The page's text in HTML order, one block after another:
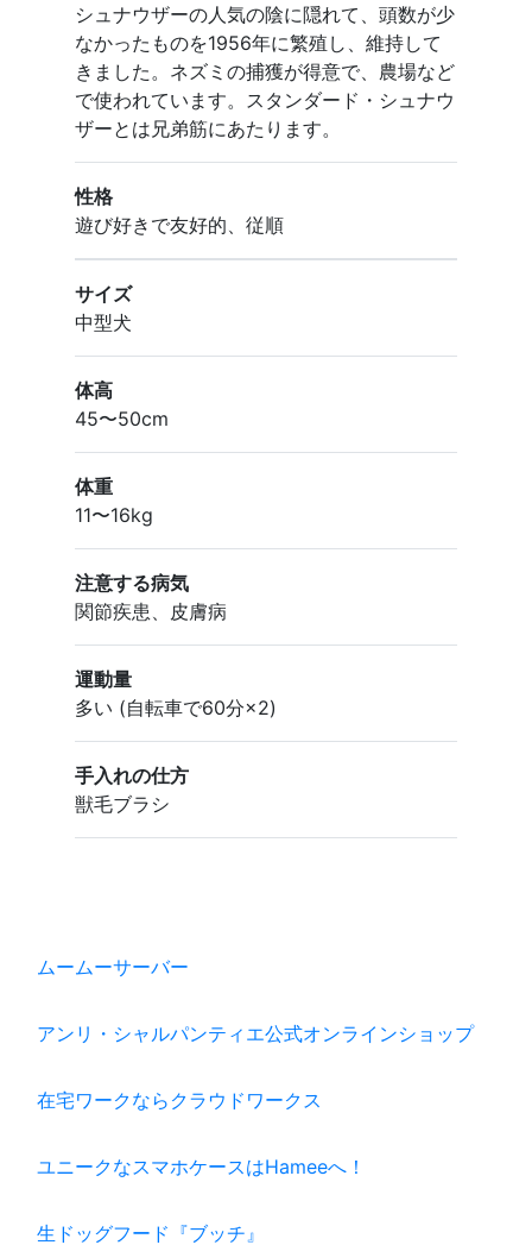
シュナウザーの人気の陰に隠れて、頭数が少
なかったものを1956年に繁殖し、維持して
きました。ネズミの捕獲が得意で、農場など
で使われています。スタンダード・シュナウ
ザーとは兄弟筋にあたります。
性格
遊び好きで友好的、従順
サイズ
中型犬
体高
45〜50cm
体重
11〜16kg
注意する病気
関節疾患、皮膚病
運動量
多い (自転車で60分×2)
手入れの仕方
獣毛ブラシ
ムームーサーバー
アンリ・シャルパンティエ公式オンラインショップ
在宅ワークならクラウドワークス
ユニークなスマホケースはHameeへ！
生ドッグフード『ブッチ』